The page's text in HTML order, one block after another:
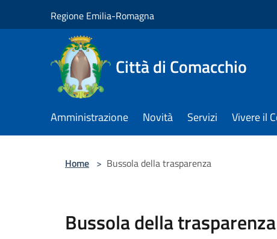
Regione Emilia-Romagna
Città di Comacchio
Amministrazione Novità Servizi Vivere il
Home > Bussola della trasparenza
Bussola della trasparenza